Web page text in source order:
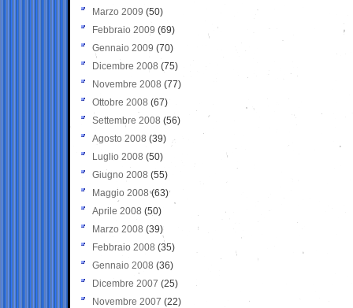
Marzo 2009 (50)
Febbraio 2009 (69)
Gennaio 2009 (70)
Dicembre 2008 (75)
Novembre 2008 (77)
Ottobre 2008 (67)
Settembre 2008 (56)
Agosto 2008 (39)
Luglio 2008 (50)
Giugno 2008 (55)
Maggio 2008(63)
Aprile 2008 (50)
Marzo 2008 (39)
Febbraio 2008 (35)
Gennaio 2008 (36)
Dicembre 2007 (25)
Novembre 2007 (22)